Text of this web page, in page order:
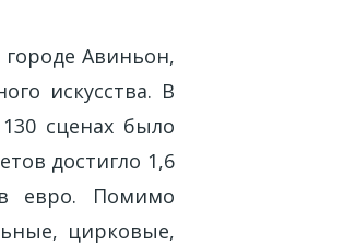
Авиньон,
искусства. В
сценах было
достигло 1,6
евро. Помимо
цирковые,